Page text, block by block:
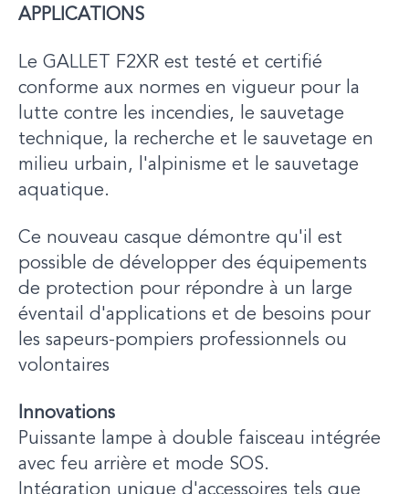
APPLICATIONS
Le GALLET F2XR est testé et certifié
conforme aux normes en vigueur pour la
lutte contre les incendies, le sauvetage
technique, la recherche et le sauvetage en
milieu urbain, l'alpinisme et le sauvetage
aquatique.
Ce nouveau casque démontre qu'il est
possible de développer des équipements
de protection pour répondre à un large
éventail d'applications et de besoins pour
les sapeurs-pompiers professionnels ou
volontaires
Innovations
Puissante lampe à double faisceau intégrée
avec feu arrière et mode SOS.
Intégration unique d'accessoires tels que